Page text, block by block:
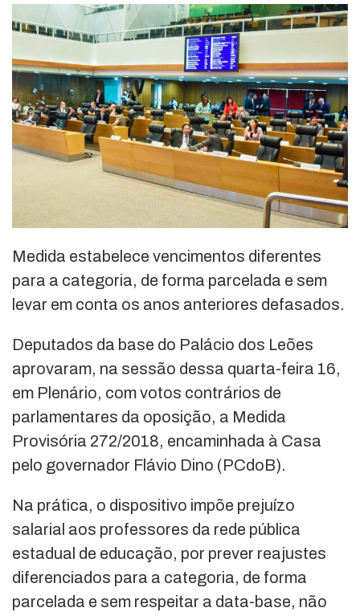
Medida estabelece vencimentos diferentes
para a categoria, de forma parcelada e sem
levar em conta os anos anteriores defasados.
Deputados da base do Palácio dos Leões
aprovaram, na sessão dessa quarta-feira 16,
em Plenário, com votos contrários de
parlamentares da oposição, a Medida
Provisória 272/2018, encaminhada à Casa
pelo governador Flávio Dino (PCdoB).
Na prática, o dispositivo impõe prejuízo
salarial aos professores da rede pública
estadual de educação, por prever reajustes
diferenciados para a categoria, de forma
parcelada e sem respeitar a data-base, não